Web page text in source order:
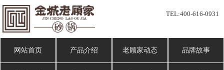
TEL:400-616-0931
网站首页 产品介绍 老顾家动态 品牌故事